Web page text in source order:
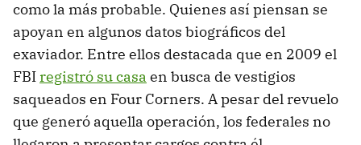
como la más probable. Quienes así piensan se
apoyan en algunos datos biográficos del
exaviador. Entre ellos destacada que en 2009 el
FBIregistró su casa en busca de vestigios
saqueados en Four Corners. A pesar del revuelo
que generó aquella operación, los federales no